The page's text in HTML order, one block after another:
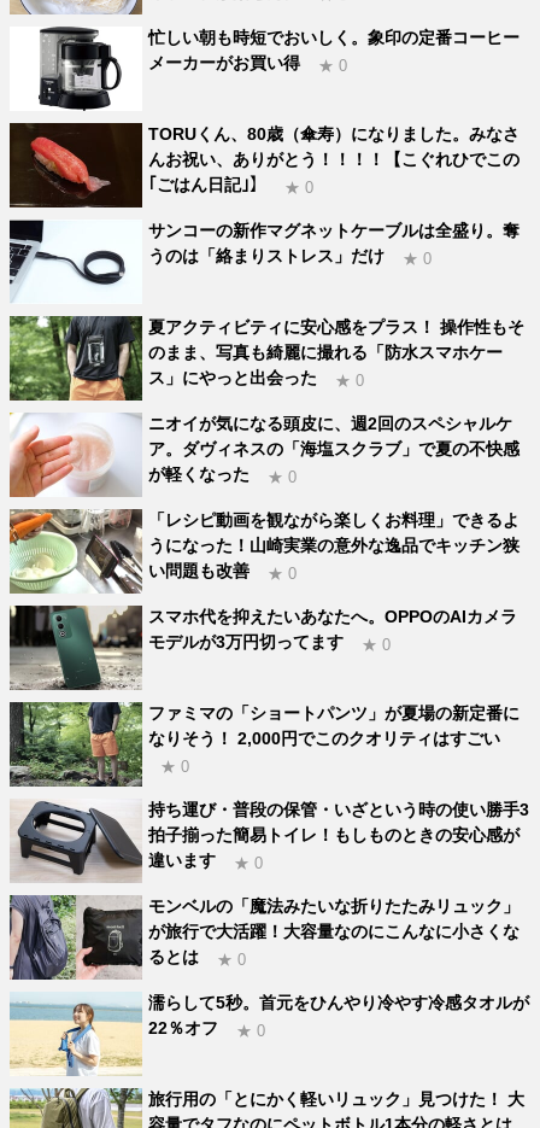
忙しい朝も時短でおいしく。象印の定番コーヒー
メーカーがお買い得
★ 0
TORUくん、80歳（傘寿）になりました。みなさ
んお祝い、ありがとう！！！！【こぐれひでこの
｢ごはん日記｣】
★ 0
サンコーの新作マグネットケーブルは全盛り。奪
うのは「絡まりストレス」だけ
★ 0
夏アクティビティに安心感をプラス！ 操作性もそ
のまま、写真も綺麗に撮れる「防水スマホケー
ス」にやっと出会った
★ 0
ニオイが気になる頭皮に、週2回のスペシャルケ
ア。ダヴィネスの「海塩スクラブ」で夏の不快感
が軽くなった
★ 0
「レシピ動画を観ながら楽しくお料理」できるよ
うになった！山崎実業の意外な逸品でキッチン狭
い問題も改善
★ 0
スマホ代を抑えたいあなたへ。OPPOのAIカメラ
モデルが3万円切ってます
★ 0
ファミマの「ショートパンツ」が夏場の新定番に
なりそう！ 2,000円でこのクオリティはすごい
★ 0
持ち運び・普段の保管・いざという時の使い勝手3
拍子揃った簡易トイレ！もしものときの安心感が
違います
★ 0
モンベルの「魔法みたいな折りたたみリュック」
が旅行で大活躍！大容量なのにこんなに小さくな
るとは
★ 0
濡らして5秒。首元をひんやり冷やす冷感タオルが
22％オフ
★ 0
旅行用の「とにかく軽いリュック」見つけた！ 大